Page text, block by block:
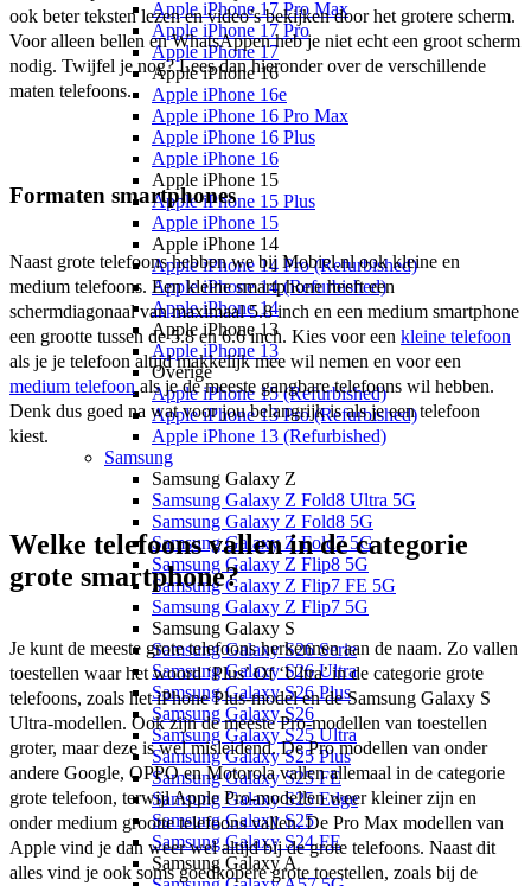
Apple iPhone 17 Pro Max
Apple iPhone 17 Pro
Apple iPhone 17
Apple iPhone 16
Apple iPhone 16e
Apple iPhone 16 Pro Max
Apple iPhone 16 Plus
Apple iPhone 16
Apple iPhone 15
Apple iPhone 15 Plus
Apple iPhone 15
Apple iPhone 14
Apple iPhone 14 Pro (Refurbished)
Apple iPhone 14 (Refurbished)
Apple iPhone 14
Apple iPhone 13
Apple iPhone 13
Overige
Apple iPhone 15 (Refurbished)
Apple iPhone 13 Pro (Refurbished)
Apple iPhone 13 (Refurbished)
Samsung
Samsung Galaxy Z
Samsung Galaxy Z Fold8 Ultra 5G
Samsung Galaxy Z Fold8 5G
Samsung Galaxy Z Fold7 5G
Samsung Galaxy Z Flip8 5G
Samsung Galaxy Z Flip7 FE 5G
Samsung Galaxy Z Flip7 5G
Samsung Galaxy S
Samsung Galaxy S26 Serie
Samsung Galaxy S26 Ultra
Samsung Galaxy S26 Plus
Samsung Galaxy S26
Samsung Galaxy S25 Ultra
Samsung Galaxy S25 Plus
Samsung Galaxy S25 FE
Samsung Galaxy S25 Edge
Samsung Galaxy S25
Samsung Galaxy S24 FE
Samsung Galaxy A
ook beter teksten lezen en video’s bekijken door het grotere scherm.
Voor alleen bellen en WhatsAppen heb je niet echt een groot scherm
nodig. Twijfel je nog? Lees dan hieronder over de verschillende
maten telefoons.
Formaten smartphones
Naast grote telefoons hebben we bij Mobiel.nl ook kleine en
medium telefoons. Een kleine smartphone heeft een
schermdiagonaal van maximaal 5.8 inch en een medium smartphone
een grootte tussen de 5.8 en 6.6 inch. Kies voor een kleine telefoon
medium telefoon als je de meeste gangbare telefoons wil hebben.
Denk dus goed na wat voor jou belangrijk is als je een telefoon
kiest.
Welke telefoons vallen in de categorie
grote smartphone?
Je kunt de meeste grote telefoons herkennen aan de naam. Zo vallen
toestellen waar het woord ‘Plus’ Of ‘Ultra’ in de categorie grote
telefoons, zoals het iPhone Plus-model en de Samsung Galaxy S
Ultra-modellen. Ook zijn de meeste Pro-modellen van toestellen
groter, maar deze is wel misleidend. De Pro modellen van onder
andere Google, OPPO en Motorola vallen allemaal in de categorie
grote telefoon, terwijl Apple Pro-modellen weer kleiner zijn en
onder medium grootte telefoons vallen. De Pro Max modellen van
Apple vind je dan weer wel altijd bij de grote telefoons. Naast dit
alles vind je ook soms goedkopere grote toestellen, zoals bij de